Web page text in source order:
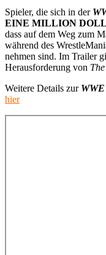
Spieler, die sich in der
EINE MILLION
dass auf dem Weg zum
während des
nehmen sind. Im Trailer
Herausforderung von
Weitere Details zur
hier